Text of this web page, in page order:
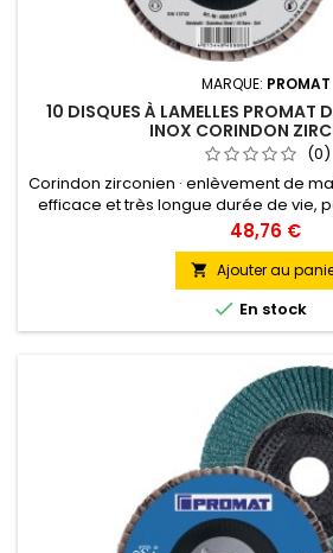
MARQUE: PROMAT
10 DISQUES À LAMELLES PROMAT
INOX CORINDON
(0)
Corindon zirconien · enlèvement de
efficace et très longue durée de vie,
les aciers alliés, non alliés et traités,
très solides, l'acier inoxydable · sur
· adapté en particulier au meulage
pour l'usinage des cordons
Prix
48,76 €
 Ajouter au
 En stock